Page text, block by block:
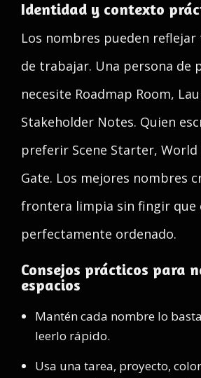
Identidad y contexto
Los nombres pueden
de trabajar. Una persona de
necesite Roadmap Room,
Stakeholder Notes. Quien
preferir Scene Starter, World
Gate. Los mejores nombres
frontera limpia sin fingir que
perfectamente ordenado.
Consejos prácticos para
espacios
Mantén cada nombre lo
leerlo rápido.
Usa una tarea, proyecto,